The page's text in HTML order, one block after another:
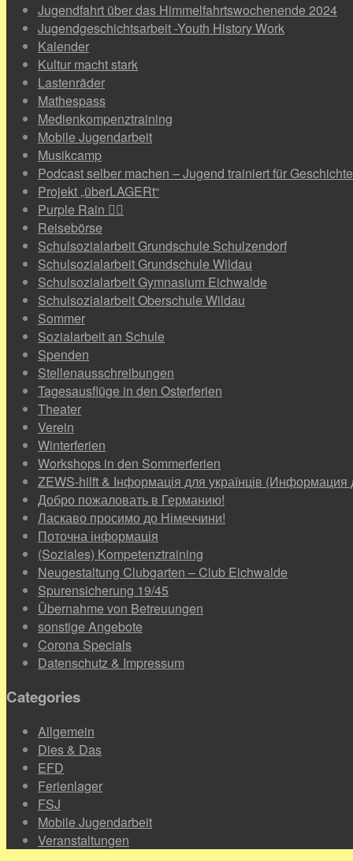
Jugendfahrt über das Himmelfahrtswochenende 2024
Jugendgeschichtsarbeit -Youth History Work
Kalender
Kultur macht stark
Lastenräder
Mathespass
Medienkompenztraining
Mobile Jugendarbeit
Musikcamp
Podcast selber machen – Jugend trainiert für Geschichte
Projekt „überLAGERt“
Purple Rain 🏳️‍🌈
Reisebörse
Schulsozialarbeit Grundschule Schulzendorf
Schulsozialarbeit Grundschule Wildau
Schulsozialarbeit Gymnasium Eichwalde
Schulsozialarbeit Oberschule Wildau
Sommer
Sozialarbeit an Schule
Spenden
Stellenausschreibungen
Tagesausflüge in den Osterferien
Theater
Verein
Winterferien
Workshops in den Sommerferien
ZEWS-hilft & Інформація для українців (Информация
Добро пожаловать в Германию!
Ласкаво просимо до Німеччини!
Поточна інформація
(Soziales) Kompetenztraining
Neugestaltung Clubgarten – Club Eichwalde
Spurensicherung 19/45
Übernahme von Betreuungen
sonstige Angebote
Corona Specials
Datenschutz & Impressum
Categories
Allgemein
Dies & Das
EFD
Ferienlager
FSJ
Mobile Jugendarbeit
Veranstaltungen